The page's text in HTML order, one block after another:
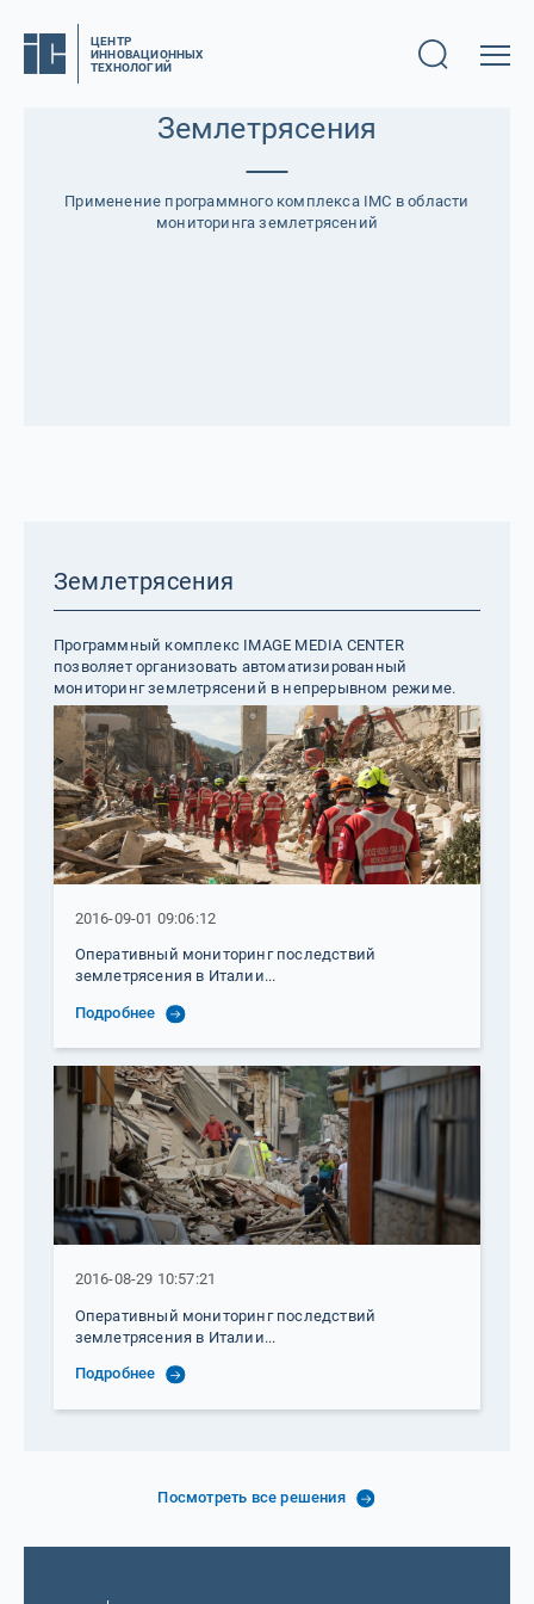
ЦЕНТР
ИННОВАЦИОННЫХ
ТЕХНОЛОГИЙ
Землетрясения
Применение программного комплекса IMC в области
мониторинга землетрясений
Землетрясения
Программный комплекс IMAGE MEDIA CENTER
позволяет организовать автоматизированный
мониторинг землетрясений в непрерывном режиме.
2016-09-01 09:06:12
Оперативный мониторинг последствий
землетрясения в Италии...
Подробнее
2016-08-29 10:57:21
Оперативный мониторинг последствий
землетрясения в Италии...
Подробнее
Посмотреть все решения